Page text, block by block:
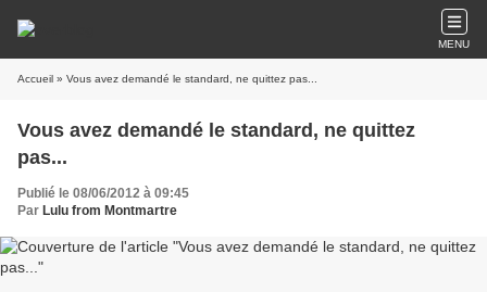
MENU
Accueil » Vous avez demandé le standard, ne quittez pas...
Vous avez demandé le standard, ne quittez
pas...
Publié le 08/06/2012 à 09:45
Par Lulu from Montmartre